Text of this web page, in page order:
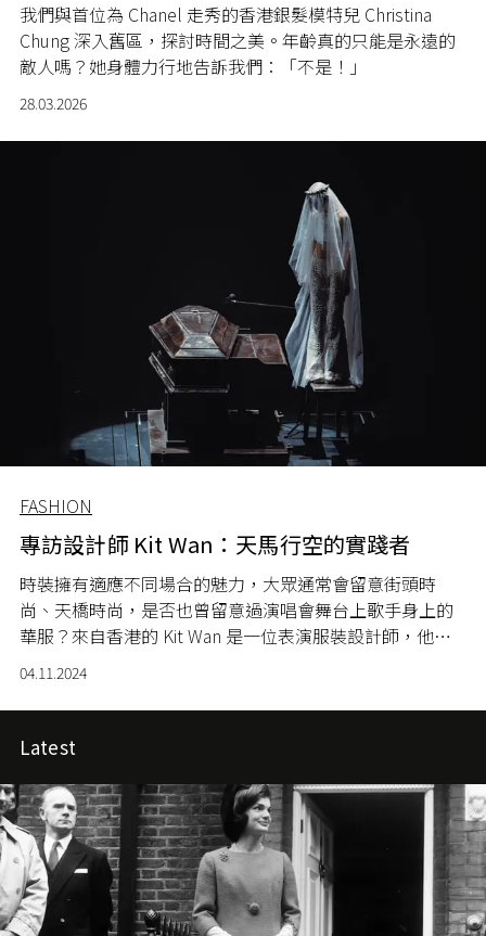
我們與首位為 Chanel 走秀的香港銀髮模特兒 Christina
Chung 深入舊區，探討時間之美。年齡真的只能是永遠的
敵人嗎？她身體力行地告訴我們：「不是！」
28.03.2026
FASHION
專訪設計師 Kit Wan：天馬行空的實踐者
時裝擁有適應不同場合的魅力，大眾通常會留意街頭時
尚、天橋時尚，是否也曾留意過演唱會舞台上歌手身上的
華服？來自香港的 Kit Wan 是一位表演服裝設計師，他曾
經為張敬軒、郭富城、鄭秀文等一眾著名歌手進行演唱會
的服裝設計。今次， L'OFFICIEL 與 Kit Wan 開啟了一場對
話，我們談到他那極具視覺衝擊力的作品，亦看到了隱藏
在誇張演出服背後理性的製衣思考和邏輯。
04.11.2024
Latest